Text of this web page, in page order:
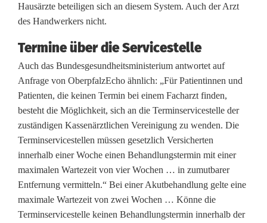
Hausärzte beteiligen sich an diesem System. Auch der Arzt
des Handwerkers nicht.
Termine über die Servicestelle
Auch das Bundesgesundheitsministerium antwortet auf
Anfrage von OberpfalzEcho ähnlich: „Für Patientinnen und
Patienten, die keinen Termin bei einem Facharzt finden,
besteht die Möglichkeit, sich an die Terminservicestelle der
zuständigen Kassenärztlichen Vereinigung zu wenden. Die
Terminservicestellen müssen gesetzlich Versicherten
innerhalb einer Woche einen Behandlungstermin mit einer
maximalen Wartezeit von vier Wochen … in zumutbarer
Entfernung vermitteln.“ Bei einer Akutbehandlung gelte eine
maximale Wartezeit von zwei Wochen … Könne die
Terminservicestelle keinen Behandlungstermin innerhalb der